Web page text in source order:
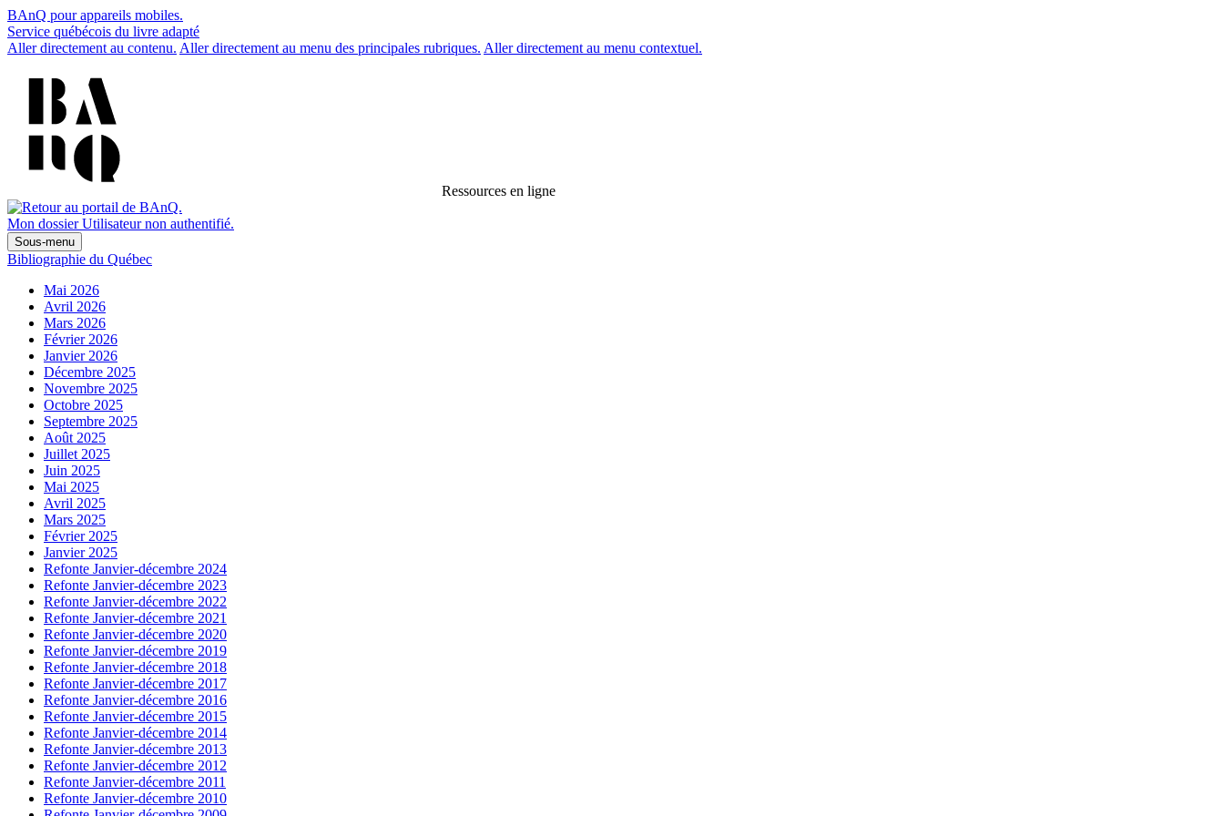
BAnQ pour appareils mobiles.
Service québécois du livre adapté
Aller directement au contenu. Aller directement au menu des principales rubriques. Aller directement au menu contextuel.
Ressources en ligne
Mon dossier Utilisateur non authentifié.
Sous-menu
Bibliographie du Québec
Mai 2026
Avril 2026
Mars 2026
Février 2026
Janvier 2026
Décembre 2025
Novembre 2025
Octobre 2025
Septembre 2025
Août 2025
Juillet 2025
Juin 2025
Mai 2025
Avril 2025
Mars 2025
Février 2025
Janvier 2025
Refonte Janvier-décembre 2024
Refonte Janvier-décembre 2023
Refonte Janvier-décembre 2022
Refonte Janvier-décembre 2021
Refonte Janvier-décembre 2020
Refonte Janvier-décembre 2019
Refonte Janvier-décembre 2018
Refonte Janvier-décembre 2017
Refonte Janvier-décembre 2016
Refonte Janvier-décembre 2015
Refonte Janvier-décembre 2014
Refonte Janvier-décembre 2013
Refonte Janvier-décembre 2012
Refonte Janvier-décembre 2011
Refonte Janvier-décembre 2010